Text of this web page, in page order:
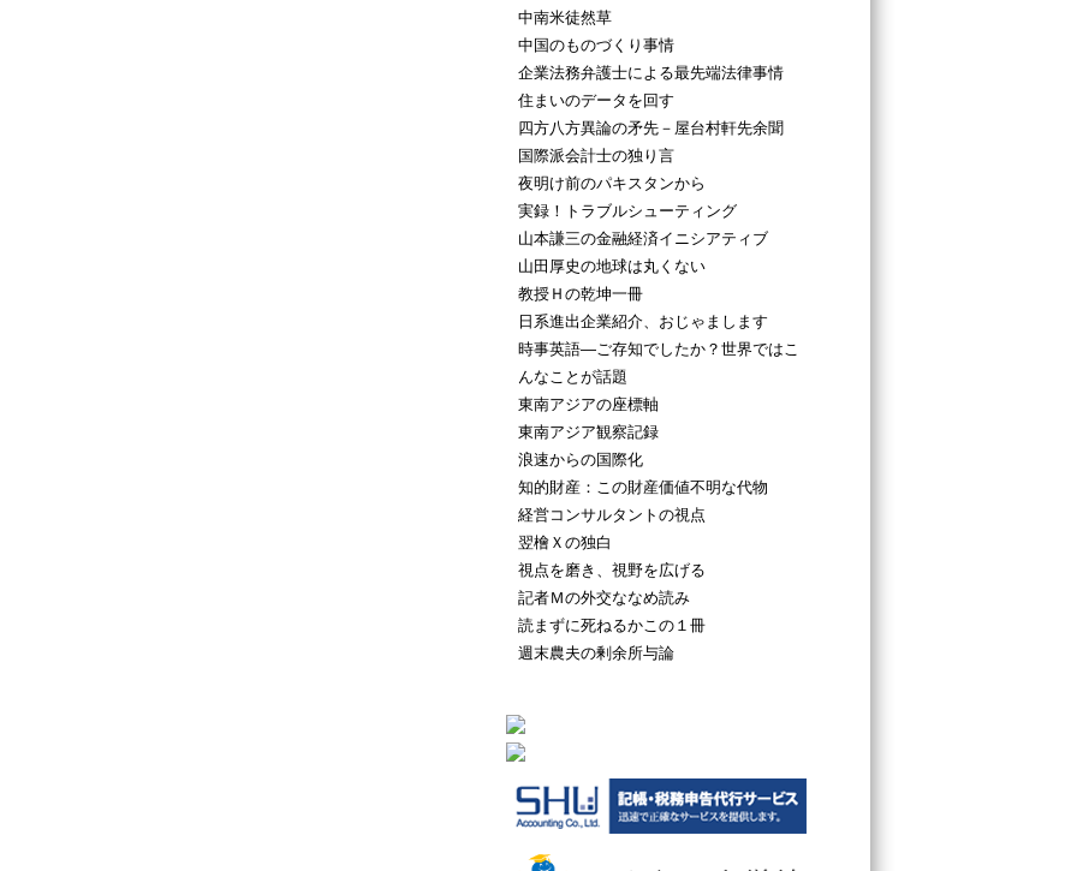
中南米徒然草
中国のものづくり事情
企業法務弁護士による最先端法律事情
住まいのデータを回す
四方八方異論の矛先－屋台村軒先余聞
国際派会計士の独り言
夜明け前のパキスタンから
実録！トラブルシューティング
山本謙三の金融経済イニシアティブ
山田厚史の地球は丸くない
教授Ｈの乾坤一冊
日系進出企業紹介、おじゃまします
時事英語―ご存知でしたか？世界ではこ
んなことが話題
東南アジアの座標軸
東南アジア観察記録
浪速からの国際化
知的財産：この財産価値不明な代物
経営コンサルタントの視点
翌檜Ｘの独白
視点を磨き、視野を広げる
記者Ｍの外交ななめ読み
読まずに死ねるかこの１冊
週末農夫の剰余所与論